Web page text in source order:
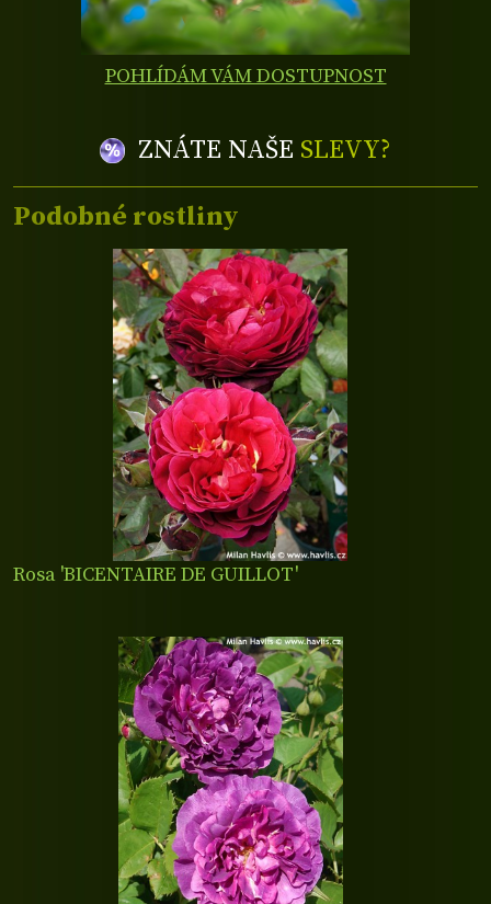
POHLÍDÁM VÁM DOSTUPNOST
ZNÁTE NAŠE SLEVY?
Podobné rostliny
Rosa 'BICENTAIRE DE GUILLOT'